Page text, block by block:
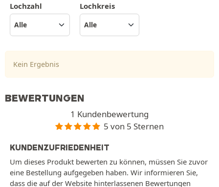
Lochzahl Lochkreis
Kein Ergebnis
BEWERTUNGEN
1 Kundenbewertung
5 von 5 Sternen
KUNDENZUFRIEDENHEIT
Um dieses Produkt bewerten zu können, müssen Sie zuvor
eine Bestellung aufgegeben haben. Wir informieren Sie,
dass die auf der Website hinterlassenen Bewertungen